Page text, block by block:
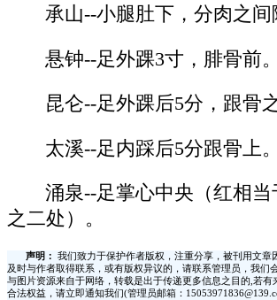
承山--小腿肚下，分肉之间
悬钟--足外踝3寸，腓骨前。
昆仑--足外踝后5分，跟骨
太溪--足内踩后5分跟骨上。
涌泉--足掌心中央（红相
之二处）。
声明：
我们致力于保护作者版权，注重分享，被刊用文章
及时与作者取得联系，或有版权异议的，请联系管理员，我们
与图片资源来自于网络，转载是出于传递更多信息之目的,若有
合法权益，请立即通知我们(管理员邮箱：